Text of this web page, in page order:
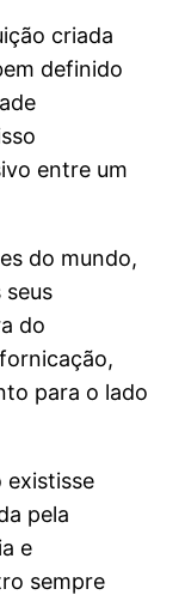
criada
definido
entre um
do mundo,
seus
do
para o lado
existisse
pela
e
sempre